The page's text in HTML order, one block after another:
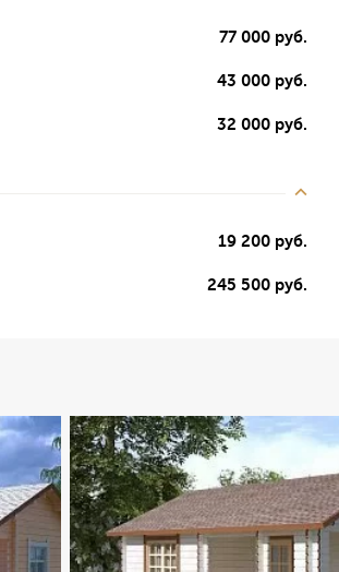
77 000 руб.
43 000 руб.
32 000 руб.
19 200 руб.
245 500 руб.